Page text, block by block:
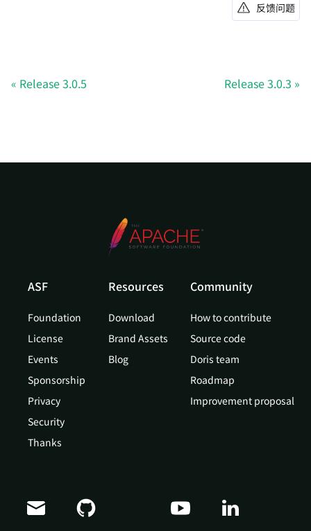
反馈问题
Release 3.0.5 Release 3.0.3
ASF
Foundation
License
Events
Sponsorship
Privacy
Security
Thanks
Resources
Download
Brand Assets
Blog
Community
How to contribute
Source code
Doris team
Roadmap
Improvement proposal